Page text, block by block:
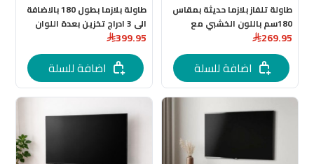
طاولة تلفاز بلازما حديثة بمقاس
180سم باللون الخشبي مع
الرمادي
269.95
اضافة للسلة
طاولة بلازما بطول 180 بالاضافة
الى 3 ادراج تخزين بعدة اللوان
399.95
اضافة للسلة